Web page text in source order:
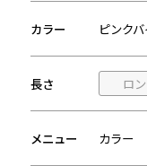
カラー ピンク
長さ ロ
メニュー カラー